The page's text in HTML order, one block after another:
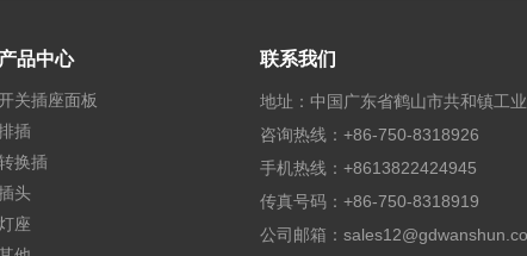
产品中心
关插座面板
插
换插
头
座
联系我们
地址：中国广东省鹤山市共和镇工
咨询热线：+86-750-8318926
手机热线：+8613822424945
传真号码：+86-750-8318919
公司邮箱：